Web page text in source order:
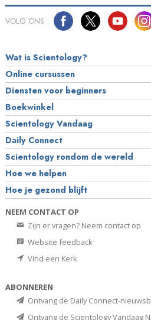
VOLG ONS
Wat is Scientology?
Online cursussen
Diensten voor beginners
Boekwinkel
Scientology Vandaag
Daily Connect
Scientology rondom de wereld
Hoe we helpen
Hoe je gezond blijft
NEEM CONTACT OP
Zijn er vragen? Neem contact op
Website feedback
Vind een Kerk
ABONNEREN
Ontvang de Daily Connect-
Ontvang de Scientology Vandaag